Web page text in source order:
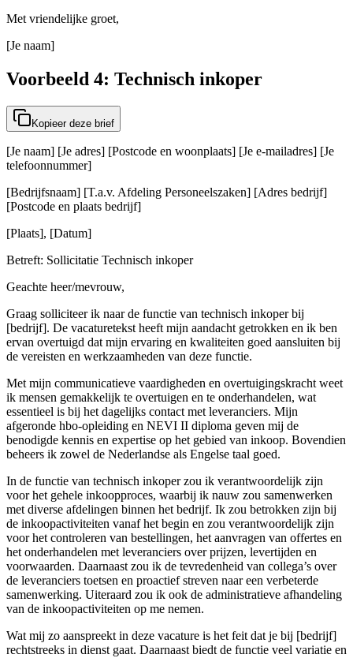
Met vriendelijke groet,
[Je naam]
Voorbeeld 4: Technisch inkoper
Kopieer deze brief
[Je naam] [Je adres] [Postcode en woonplaats] [Je e-mailadres] [Je
telefoonnummer]
[Bedrijfsnaam] [T.a.v. Afdeling Personeelszaken] [Adres bedrijf]
[Postcode en plaats bedrijf]
[Plaats], [Datum]
Betreft: Sollicitatie Technisch inkoper
Geachte heer/mevrouw,
Graag solliciteer ik naar de functie van technisch inkoper bij
[bedrijf]. De vacaturetekst heeft mijn aandacht getrokken en ik ben
ervan overtuigd dat mijn ervaring en kwaliteiten goed aansluiten bij
de vereisten en werkzaamheden van deze functie.
Met mijn communicatieve vaardigheden en overtuigingskracht weet
ik mensen gemakkelijk te overtuigen en te onderhandelen, wat
essentieel is bij het dagelijks contact met leveranciers. Mijn
afgeronde hbo-opleiding en NEVI II diploma geven mij de
benodigde kennis en expertise op het gebied van inkoop. Bovendien
beheers ik zowel de Nederlandse als Engelse taal goed.
In de functie van technisch inkoper zou ik verantwoordelijk zijn
voor het gehele inkoopproces, waarbij ik nauw zou samenwerken
met diverse afdelingen binnen het bedrijf. Ik zou betrokken zijn bij
de inkoopactiviteiten vanaf het begin en zou verantwoordelijk zijn
voor het controleren van bestellingen, het aanvragen van offertes en
het onderhandelen met leveranciers over prijzen, levertijden en
voorwaarden. Daarnaast zou ik de tevredenheid van collega’s over
de leveranciers toetsen en proactief streven naar een verbeterde
samenwerking. Uiteraard zou ik ook de administratieve afhandeling
van de inkoopactiviteiten op me nemen.
Wat mij zo aanspreekt in deze vacature is het feit dat je bij [bedrijf]
rechtstreeks in dienst gaat. Daarnaast biedt de functie veel variatie en